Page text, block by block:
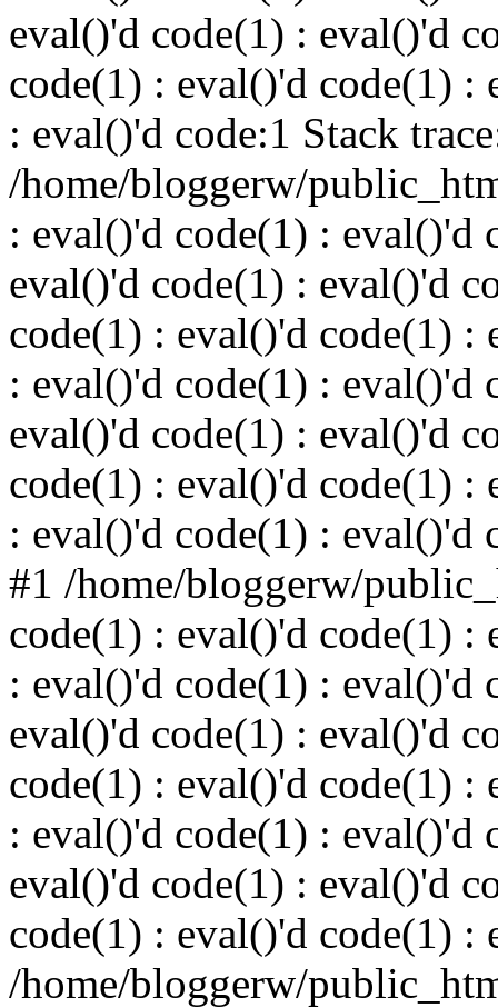
eval()'d code(1) : eval()'d
code(1) : eval()'d code(1) :
: eval()'d code:1 Stack
/home/bloggerw/
: eval()'d code(1) : eval()'d
eval()'d code(1) : eval()'d
code(1) : eval()'d code(1) :
: eval()'d code(1) : eval()'d
eval()'d code(1) : eval()'d
code(1) : eval()'d code(1) :
: eval()'d code(1) : eval()'d
#1 /home/bloggerw/
code(1) : eval()'d code(1) :
: eval()'d code(1) : eval()'d
eval()'d code(1) : eval()'d
code(1) : eval()'d code(1) :
: eval()'d code(1) : eval()'d
eval()'d code(1) : eval()'d
code(1) : eval()'d code(1) :
/home/bloggerw/